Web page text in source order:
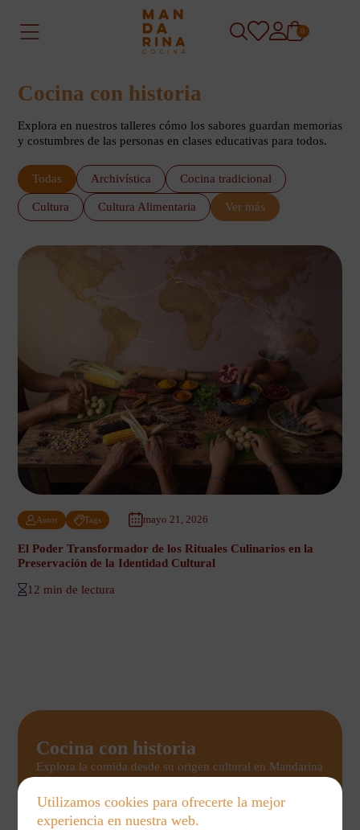
0
Cocina con historia
Explora en nuestros talleres cómo los sabores guardan memorias
y costumbres de las personas en clases educativas para todos.
Todas Archivística Cocina tradicional
Cultura Cultura Alimentaria Ver más
Autor Tags mayo 21, 2026
El Poder Transformador de los Rituales Culinarios en la
Preservación de la Identidad Cultural
12 min de lectura
Cocina con historia
Explora la comida desde su origen cultural en Mandarina
y adultos conectan memorias, costumbres y sabores para
un aprendizaje único y cercano.
Utilizamos cookies para ofrecerte la mejor
experiencia en nuestra web.